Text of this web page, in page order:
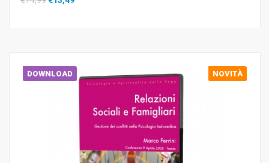
DOWNLOAD NOVITÀ